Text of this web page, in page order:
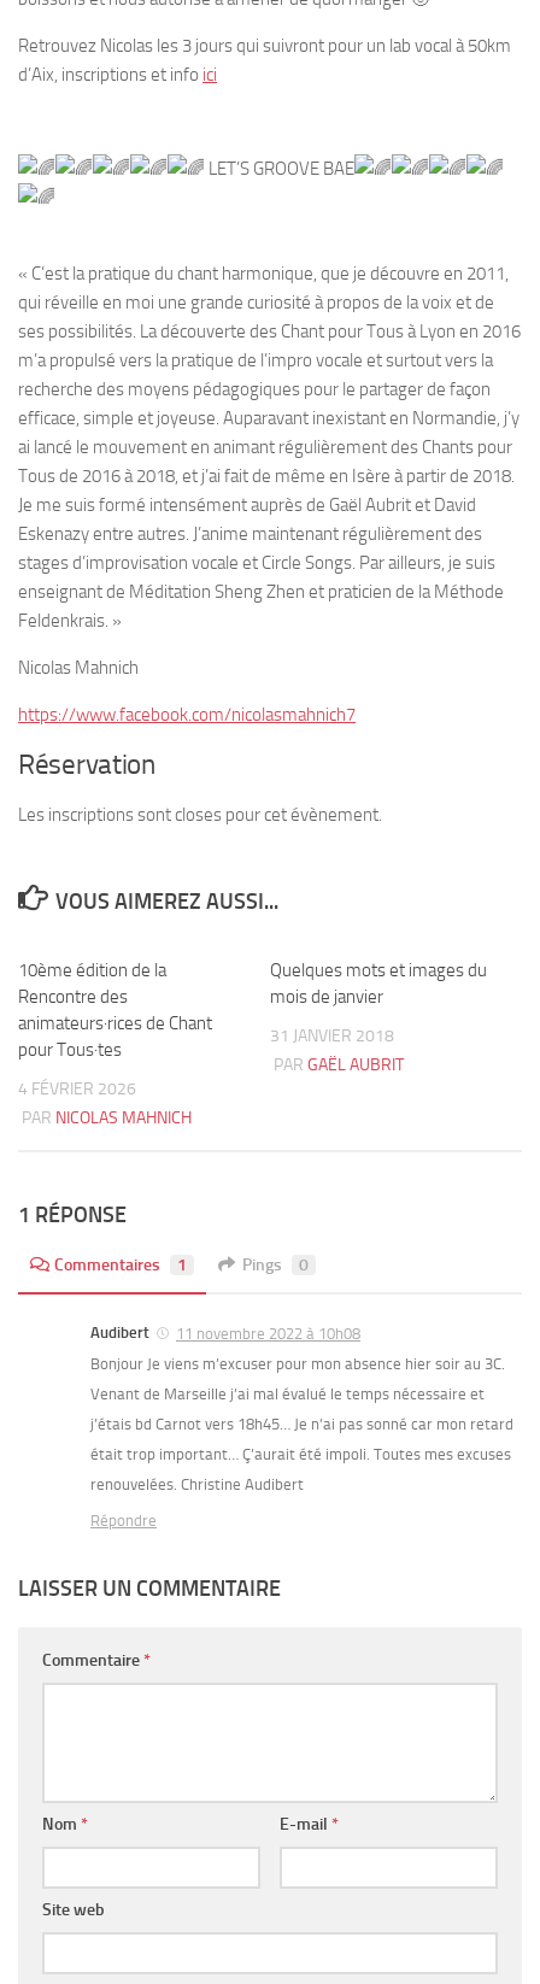
Retrouvez Nicolas les 3 jours qui suivront pour un lab vocal à 50km
d’Aix, inscriptions et info ici
LET’S GROOVE BAE
« C’est la pratique du chant harmonique, que je découvre en 2011,
qui réveille en moi une grande curiosité à propos de la voix et de
ses possibilités. La découverte des Chant pour Tous à Lyon en 2016
m’a propulsé vers la pratique de l’impro vocale et surtout vers la
recherche des moyens pédagogiques pour le partager de façon
efficace, simple et joyeuse. Auparavant inexistant en Normandie, j’y
ai lancé le mouvement en animant régulièrement des Chants pour
Tous de 2016 à 2018, et j’ai fait de même en Isère à partir de 2018.
Je me suis formé intensément auprès de Gaël Aubrit et David
Eskenazy entre autres. J’anime maintenant régulièrement des
stages d’improvisation vocale et Circle Songs. Par ailleurs, je suis
enseignant de Méditation Sheng Zhen et praticien de la Méthode
Feldenkrais. »
Nicolas Mahnich
https://www.facebook.com/nicolasmahnich7
Réservation
Les inscriptions sont closes pour cet évènement.
VOUS AIMEREZ AUSSI...
10ème édition de la
Rencontre des
animateurs·rices de Chant
pour Tous·tes
4 FÉVRIER 2026
PAR NICOLAS MAHNICH
Quelques mots et images du
mois de janvier
31 JANVIER 2018
PAR GAËL AUBRIT
1 RÉPONSE
Commentaires 1 Pings 0
Audibert
11 novembre 2022 à 10h08
Bonjour Je viens m’excuser pour mon absence hier soir au 3C.
Venant de Marseille j’ai mal évalué le temps nécessaire et
j’étais bd Carnot vers 18h45… Je n’ai pas sonné car mon retard
était trop important… Ç’aurait été impoli. Toutes mes excuses
renouvelées. Christine Audibert
Répondre
LAISSER UN COMMENTAIRE
Commentaire *
Nom * E-mail *
Site web